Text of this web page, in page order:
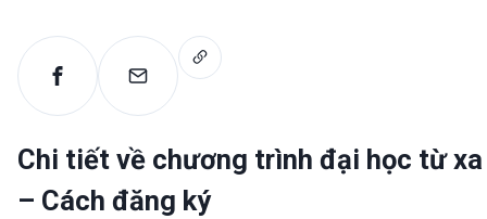
Chi tiết về chương trình đại học từ xa
– Cách đăng ký